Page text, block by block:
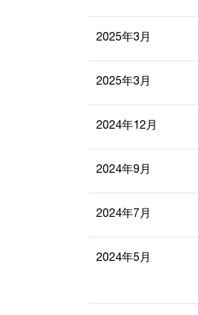
2025年3月
2025年3月
2024年12月
2024年9月
2024年7月
2024年5月